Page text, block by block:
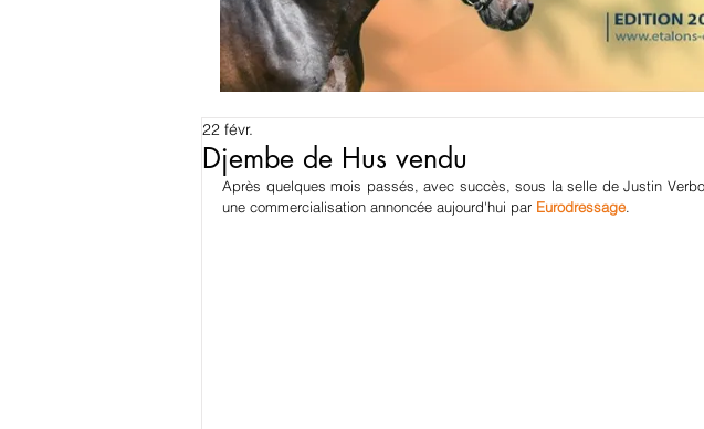
Djembe de Hus vendu
22 févr.
Après quelques mois passés, avec succès, sous la selle de Justin
une commercialisation annoncée aujourd'hui par Eurodressage.